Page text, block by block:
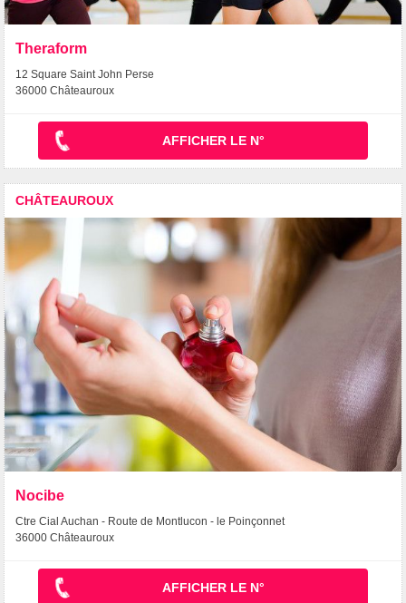
Theraform
12 Square Saint John Perse
36000 Châteauroux
AFFICHER LE N°
CHÂTEAUROUX
Nocibe
Ctre Cial Auchan - Route de Montlucon - le Poinçonnet
36000 Châteauroux
AFFICHER LE N°